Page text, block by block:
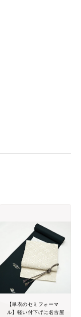
【単衣のセミフォーマ
ル】軽い付下げに名古屋